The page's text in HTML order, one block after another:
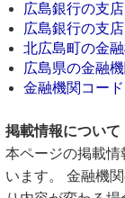
広島銀行の支
広島銀行の支
北広島町の金
広島県の金融
金融機関コー
掲載情報について
本ページの掲載情
います。 金融機